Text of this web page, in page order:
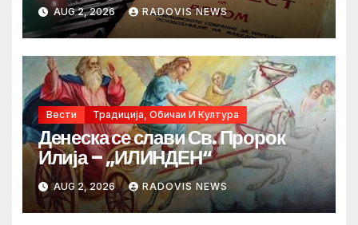
AUG 2, 2026 RADOVIS NEWS
Вести Традиција, Обичаи И Култура
Денеска се слави Св. Пророк
Илија – „ИЛИНДЕН“
AUG 2, 2026 RADOVIS NEWS